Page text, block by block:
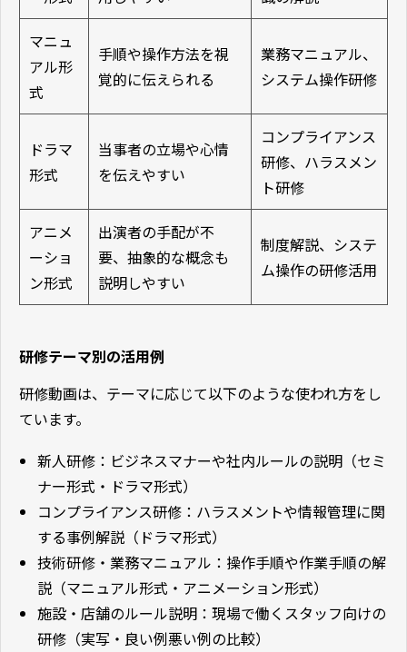
マニュ
アル形
式
手順や操作方法を視
覚的に伝えられる
業務マニュアル、
システム操作研修
ドラマ
形式
当事者の立場や心情
を伝えやすい
コンプライアンス
研修、ハラスメン
ト研修
アニメ
ーショ
ン形式
出演者の手配が不
要、抽象的な概念も
説明しやすい
制度解説、システ
ム操作の研修活用
研修テーマ別の活用例
研修動画は、テーマに応じて以下のような使われ方をし
ています。
新人研修：ビジネスマナーや社内ルールの説明（セミ
ナー形式・ドラマ形式）
コンプライアンス研修：ハラスメントや情報管理に関
する事例解説（ドラマ形式）
技術研修・業務マニュアル：操作手順や作業手順の解
説（マニュアル形式・アニメーション形式）
施設・店舗のルール説明：現場で働くスタッフ向けの
研修（実写・良い例悪い例の比較）